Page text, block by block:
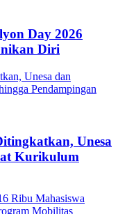
Day 2026
Diri
Unesa
Kurikulum